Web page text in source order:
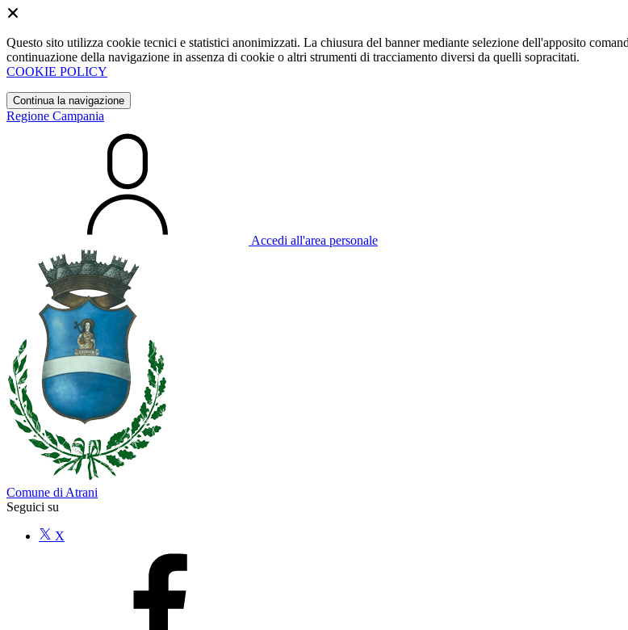
Questo sito utilizza cookie tecnici e statistici anonimizzati. La chiusura del banner mediante selezione dell'apposito
continuazione della navigazione in assenza di cookie o altri strumenti di tracciamento diversi da quelli sopracitati.
COOKIE POLICY
Continua la navigazione
Regione Campania
Accedi all'area personale
Comune di Atrani
Seguici su
X